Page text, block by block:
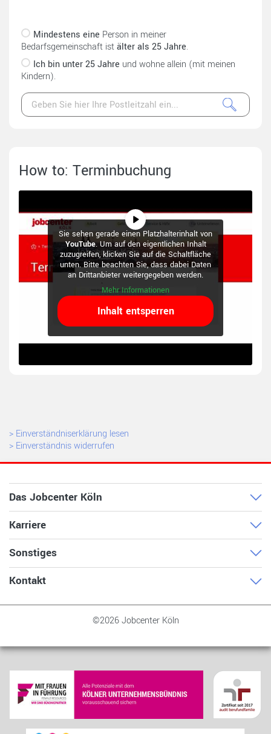
Mindestens eine Person in meiner
Bedarfsgemeinschaft istälter als 25 Jahre.
Ich bin unter 25 Jahre und wohne allein (mit meinen
Kindern).
How to: Terminbuchung
Sie sehen gerade einen Platzhalterinhalt von
YouTube. Um auf den eigentlichen Inhalt
zuzugreifen, klicken Sie auf die Schaltfläche
unten. Bitte beachten Sie, dass dabei Daten
an Drittanbieter weitergegeben werden.
Mehr Informationen
Inhalt entsperren
> Einverständniserklärung lesen
> Einverständnis widerrufen
Das Jobcenter Köln
Karriere
Sonstiges
Kontakt
©2026 Jobcenter Köln